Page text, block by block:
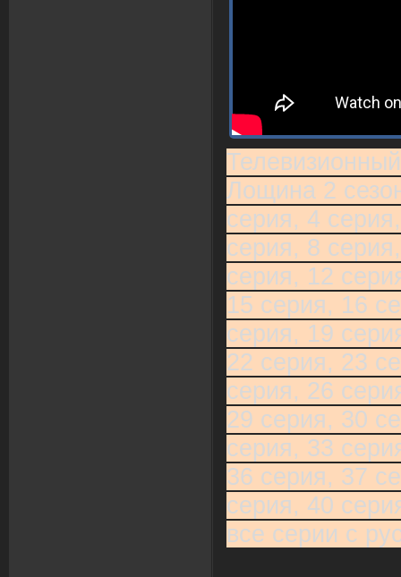
Лощина 2
серия, 4
серия, 8
серия, 12
15 серия, 16
серия, 19
22 серия, 23
серия, 26
29 серия, 30
серия, 33
36 серия, 37
серия, 40
все серии с